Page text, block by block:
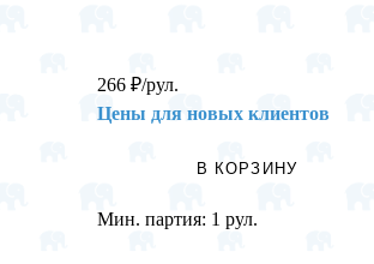
266₽/рул.
Цены для новых клиентов
В КОРЗИНУ
Мин. партия: 1 рул.